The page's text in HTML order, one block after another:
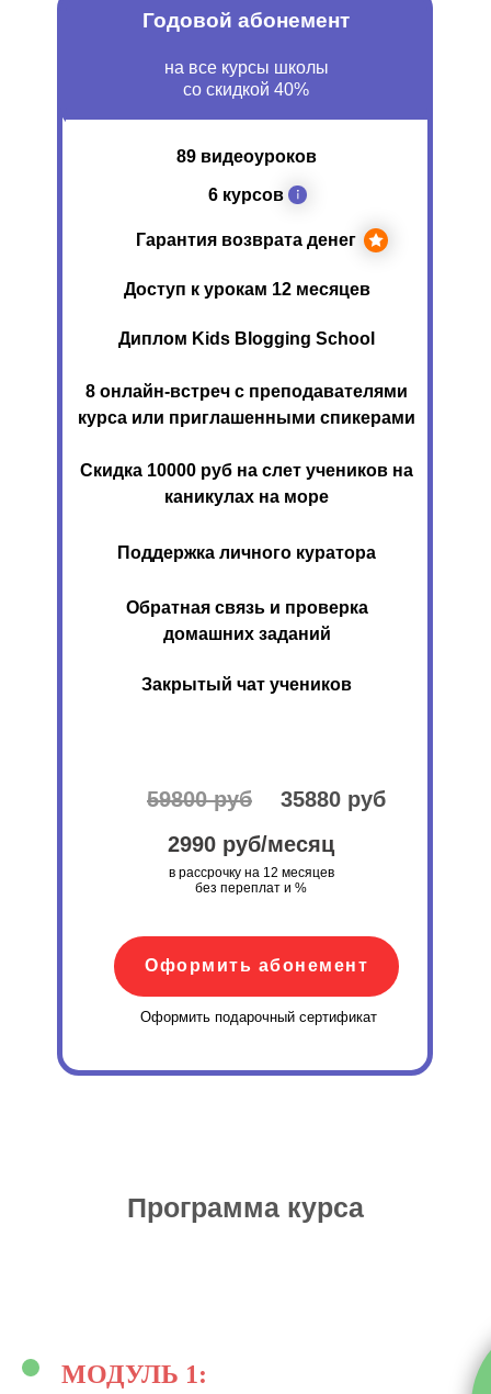
Годовой абонемент
35880 руб
59800 руб
Оформить абонемент
2990 руб/месяц
Поддержка личного куратора
Закрытый чат учеников
Обратная связь и проверка
домашних заданий
Диплом Kids Blogging School
Скидка 10000 руб на слет учеников на
каникулах на море
89 видеоуроков
6 курсов
Доступ к урокам 12 месяцев
8 онлайн-встреч с преподавателями
курса или приглашенными спикерами
в рассрочку на 12 месяцев
без переплат и %
Гарантия возврата денег
Оформить подарочный сертификат
на все курсы школы
со скидкой 40%
Программа курса
МОДУЛЬ 1: